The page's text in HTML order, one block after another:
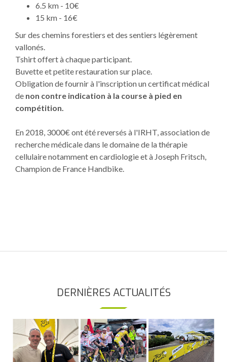
6.5 km - 10€
15 km - 16€
Sur des chemins forestiers et des sentiers légèrement
vallonés.
Tshirt offert à chaque participant.
Buvette et petite restauration sur place.
Obligation de fournir à l'inscription un certificat médical
de non contre indication à la course à pied en
compétition.
En 2018, 3000€ ont été reversés à l'IRHT, association de
recherche médicale dans le domaine de la thérapie
cellulaire notamment en cardiologie et à Joseph Fritsch,
Champion de France Handbike.
DERNIÈRES ACTUALITÉS